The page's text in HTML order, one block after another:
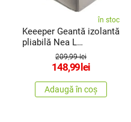
în stoc
Keeeper Geantă izolantă
pliabilă Nea L
Aquamarine 13 l
209,99 lei
148,99 lei
Adaugă în coș